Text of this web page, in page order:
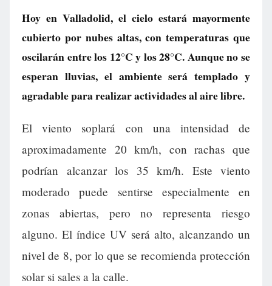
Hoy en Valladolid, el cielo estará mayormente
cubierto por nubes altas, con temperaturas que
oscilarán entre los 12°C y los 28°C. Aunque no se
esperan lluvias, el ambiente será templado y
agradable para realizar actividades al aire libre.
El viento soplará con una intensidad de
aproximadamente 20 km/h, con rachas que
podrían alcanzar los 35 km/h. Este viento
moderado puede sentirse especialmente en
zonas abiertas, pero no representa riesgo
alguno. El índice UV será alto, alcanzando un
nivel de 8, por lo que se recomienda protección
solar si sales a la calle.